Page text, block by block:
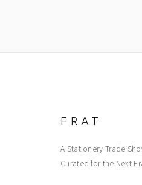
FRAT
A Stationery Trade
Curated for the Next